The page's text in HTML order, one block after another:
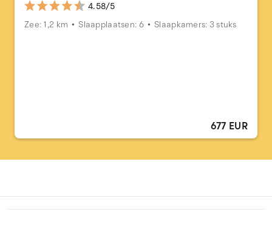
4.58/5
Zee: 1,2 km
Slaapplaatsen: 6 Slaapkamers: 3 stuks
677 EUR